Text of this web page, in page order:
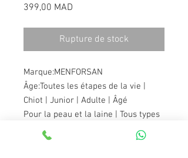
399,00 MAD
Rupture de stock
Marque:MENFORSAN
Âge:Toutes les étapes de la vie |
Chiot | Junior | Adulte | Âgé
Pour la peau et la laine | Tous types
de laine | Pour laine claire et
blanche